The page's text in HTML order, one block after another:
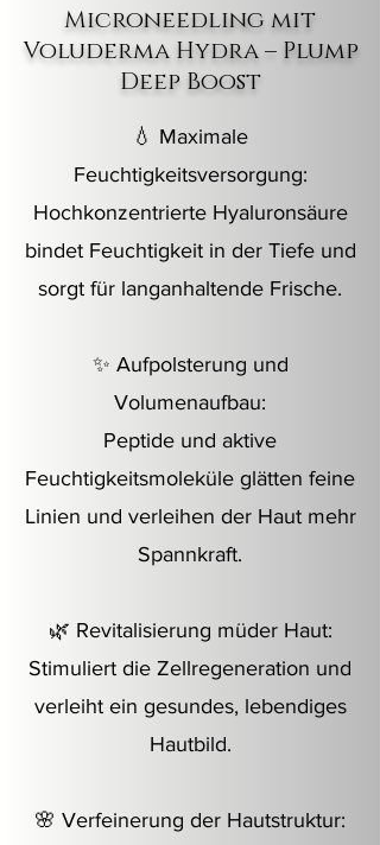
Microneedling mit
Voluderma Hydra – Plump
Deep Boost
💧 Maximale
Feuchtigkeitsversorgung:
Hochkonzentrierte Hyaluronsäure
bindet Feuchtigkeit in der Tiefe und
sorgt für langanhaltende Frische.
✨ Aufpolsterung und
Volumenaufbau:
Peptide und aktive
Feuchtigkeitsmoleküle glätten feine
Linien und verleihen der Haut mehr
Spannkraft.
🌿 Revitalisierung müder Haut:
Stimuliert die Zellregeneration und
verleiht ein gesundes, lebendiges
Hautbild.
🌸 Verfeinerung der Hautstruktur: